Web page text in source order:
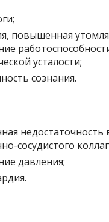
повышенная
усталости;
сознания.
недостаточность
сосудистого
давления;